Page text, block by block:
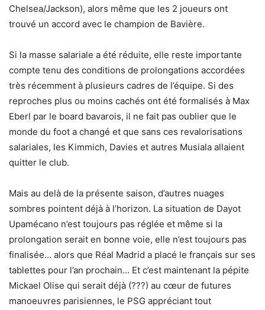
Chelsea/Jackson), alors même que les 2 joueurs ont
trouvé un accord avec le champion de Bavière.
Si la masse salariale a été réduite, elle reste importante
compte tenu des conditions de prolongations accordées
très récemment à plusieurs cadres de l’équipe. Si des
reproches plus ou moins cachés ont été formalisés à Max
Eberl par le board bavarois, il ne fait pas oublier que le
monde du foot a changé et que sans ces revalorisations
salariales, les Kimmich, Davies et autres Musiala allaient
quitter le club.
Mais au delà de la présente saison, d’autres nuages
sombres pointent déjà à l’horizon. La situation de Dayot
Upamécano n’est toujours pas réglée et même si la
prolongation serait en bonne voie, elle n’est toujours pas
finalisée… alors que Réal Madrid a placé le français sur ses
tablettes pour l’an prochain… Et c’est maintenant la pépite
Mickael Olise qui serait déjà (???) au cœur de futures
manoeuvres parisiennes, le PSG appréciant tout